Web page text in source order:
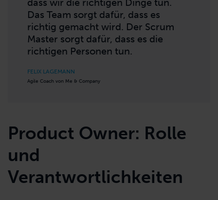
Entwicklung der jeweiligen Lösung
notwendig sind und kann deswegen
weitgehend eigenständig agieren.
richtig gemacht wird. Der Scrum
Master sorgt dafür, dass es die
richtigen Personen tun.
FELIX LAGEMANN
Agile Coach von Me & Company